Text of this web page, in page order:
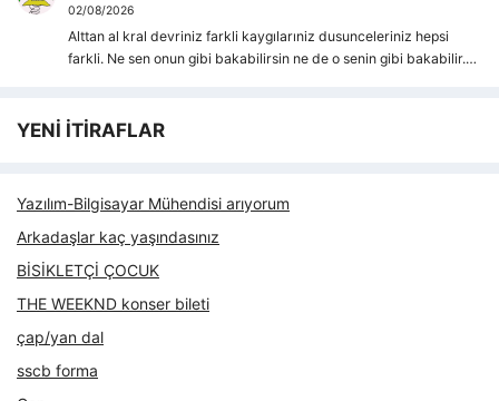
02/08/2026
Alttan al kral devriniz farkli kaygılarıniz dusunceleriniz hepsi
farkli. Ne sen onun gibi bakabilirsin ne de o senin gibi bakabilir.…
YENİ İTİRAFLAR
Yazılım-Bilgisayar Mühendisi arıyorum
Arkadaşlar kaç yaşındasınız
BİSİKLETÇİ ÇOCUK
THE WEEKND konser bileti
çap/yan dal
sscb forma